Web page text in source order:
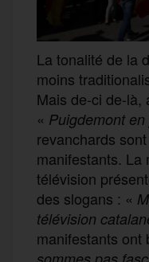
La tonalité de la
moins
Mais de-ci de-là,
« Puigdemont en
revanchards
manifestants. La
télévision
des slogans : «
télévision
manifestants ont